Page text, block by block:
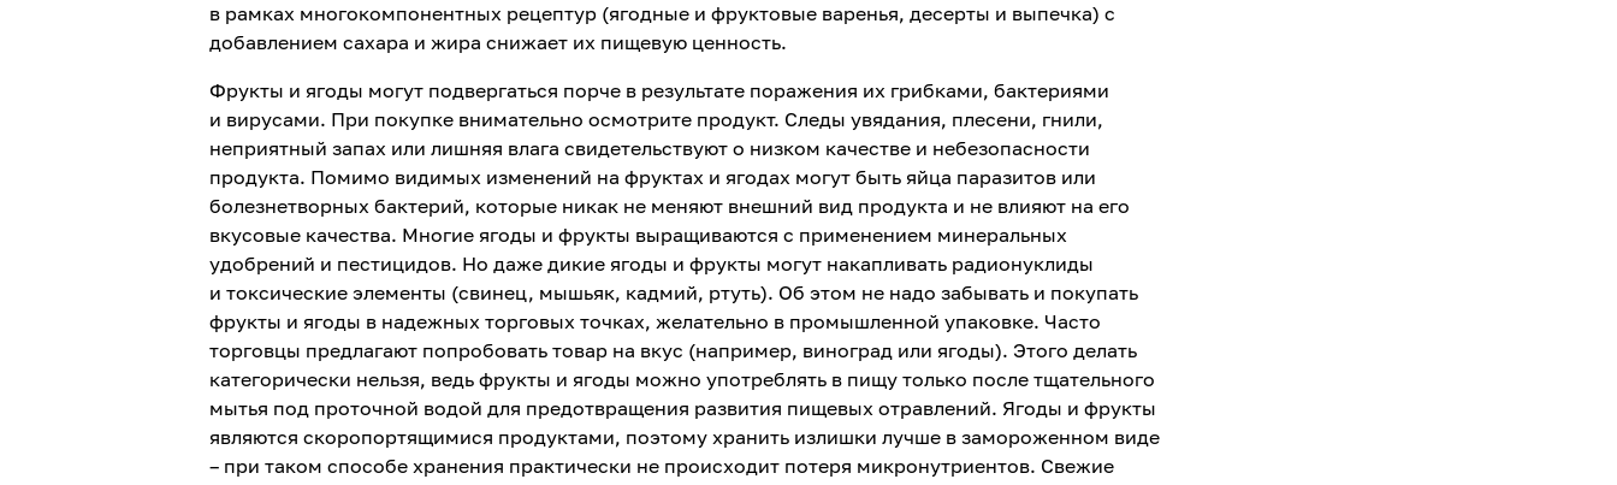
в рамках многокомпонентных рецептур (ягодные и фруктовые варенья, десерты и выпечка) с
добавлением сахара и жира снижает их пищевую ценность.
Фрукты и ягоды могут подвергаться порче в результате поражения их грибками, бактериями
и вирусами. При покупке внимательно осмотрите продукт. Следы увядания, плесени, гнили,
неприятный запах или лишняя влага свидетельствуют о низком качестве и небезопасности
продукта. Помимо видимых изменений на фруктах и ягодах могут быть яйца паразитов или
болезнетворных бактерий, которые никак не меняют внешний вид продукта и не влияют на его
вкусовые качества. Многие ягоды и фрукты выращиваются с применением минеральных
удобрений и пестицидов. Но даже дикие ягоды и фрукты могут накапливать радионуклиды
и токсические элементы (свинец, мышьяк, кадмий, ртуть). Об этом не надо забывать и покупать
фрукты и ягоды в надежных торговых точках, желательно в промышленной упаковке. Часто
торговцы предлагают попробовать товар на вкус (например, виноград или ягоды). Этого делать
категорически нельзя, ведь фрукты и ягоды можно употреблять в пищу только после тщательного
мытья под проточной водой для предотвращения развития пищевых отравлений. Ягоды и фрукты
являются скоропортящимися продуктами, поэтому хранить излишки лучше в замороженном виде
– при таком способе хранения практически не происходит потеря микронутриентов. Свежие